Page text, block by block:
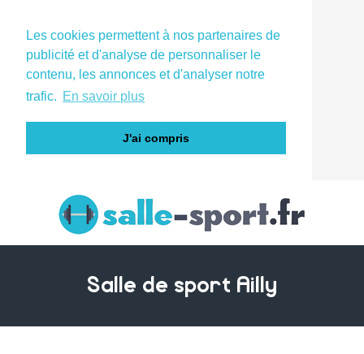
Les cookies permettent à nos partenaires de
publicité et d'analyse de personnaliser le
contenu, les annonces et d'analyser notre
trafic. En savoir plus
J'ai compris
Salle de sport Ailly